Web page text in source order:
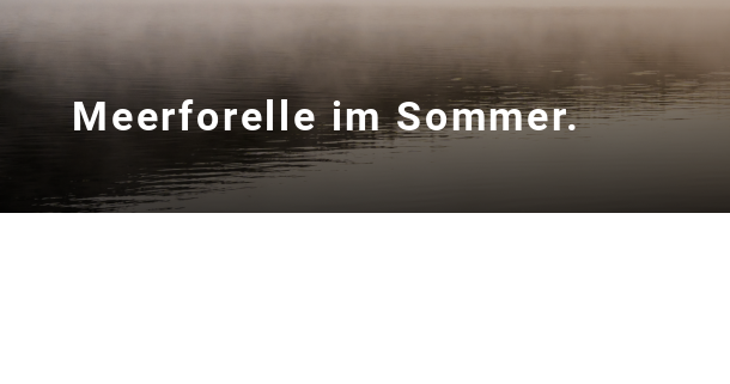
Meerforelle im Sommer.